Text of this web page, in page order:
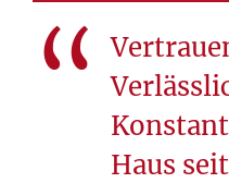
Haus